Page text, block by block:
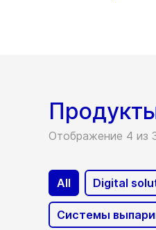
Отображение 4 из
All Digital
Системы